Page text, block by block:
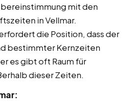
mit den
in Vellmar.
die Position, dass der
bestimmter Kernzeiten
es gibt oft Raum für
dieser Zeiten.